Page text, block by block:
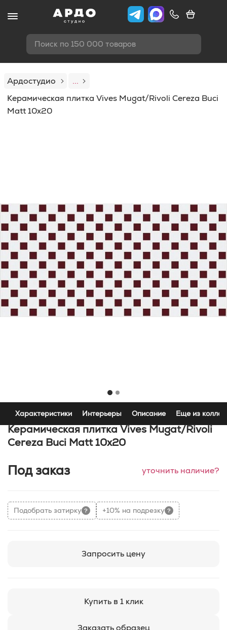
Поиск по 150 000 товаров
Ардостудио
...
Керамическая плитка Vives Mugat/Rivoli Cereza Buci
Matt 10x20
Характеристики Интерьеры Описание Еще из
Керамическая плитка Vives Mugat/Rivoli
Cereza Buci Matt 10x20
Под заказ уточнить наличие?
Подобрать затирку +10% на подрезку
Запросить цену
Купить в 1 клик
Заказать образец